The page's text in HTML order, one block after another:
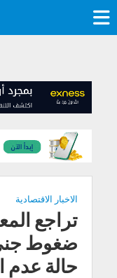
الاخبار الاقتصادية
تراجع
ضغوط جني
حالة عدم